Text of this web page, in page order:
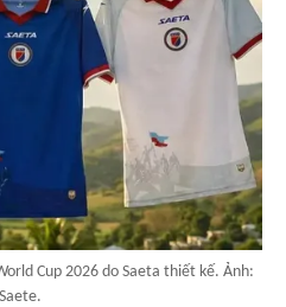
Cup 2026 do Saeta thiết kế. Ảnh:
Saete.